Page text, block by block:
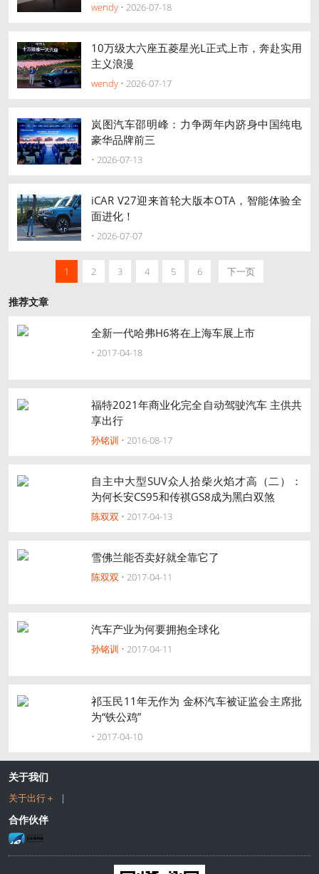
wendy • 2026-07-18
10万级大六座五菱星光L正式上市，奔赴实用
主义浪漫
wendy • 2026-07-17
岚图汽车邵明峰：力争两年内跻身中国纯电
豪华品牌前三
• 2026-07-13
iCAR V27迎来首轮大版本OTA，智能体验全
面进化！
• 2026-07-07
1 2 3 4 5 6 下一页
推荐文章
全新一代哈弗H6将在上海车展上市
• 2017-04-18
福特2021年商业化完全自动驾驶汽车 主供共
享出行
孙铭训 • 2016-08-17
自主中大型SUV众人拾柴火焰才高（二）：
为何长安CS95和传祺GS8成为黑白双煞
陈双双 • 2017-04-13
雪佛兰能否卖好就全靠它了
陈双双 • 2017-04-11
汽车产业为何要拥抱全球化
孙铭训 • 2017-04-11
祁玉民11年无作为 金杯汽车被证监会主席批
为“铁公鸡”
• 2017-04-10
关于我们
关于出行＋ |
合作伙伴